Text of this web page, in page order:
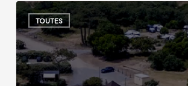
TOUTES
Histoire
d’Entreprise
:
Sandaya
x
Durabilité